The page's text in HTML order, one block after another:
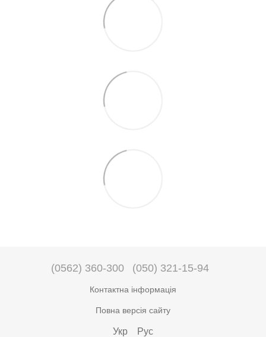
(0562) 360-300 (050) 321-15-94
Контактна інформація
Повна версія сайту
Укр Рус